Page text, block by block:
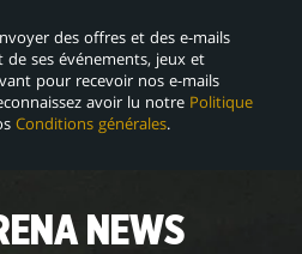
des offres et des e-mails
ses événements, jeux et
pour recevoir nos e-mails
avoir lu notre Politique
Conditions générales.
NEWS